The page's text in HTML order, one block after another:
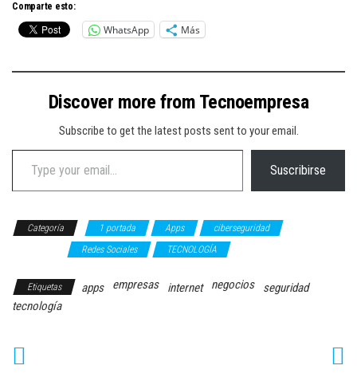
Comparte esto:
WhatsApp Más
Discover more from Tecnoempresa
Subscribe to get the latest posts sent to your email.
Type your email…
Suscribirse
Categoría 1 portada Apps
ciberseguridad
Redes Sociales TECNOLOGÍA
Etiquetas apps empresas internet negocios
seguridad
tecnología